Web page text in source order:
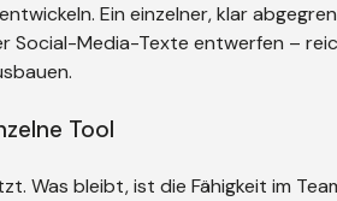
Ein einzelner, klar
Media-Texte entwerfen –
Tool
Was bleibt, ist die Fähigkeit im